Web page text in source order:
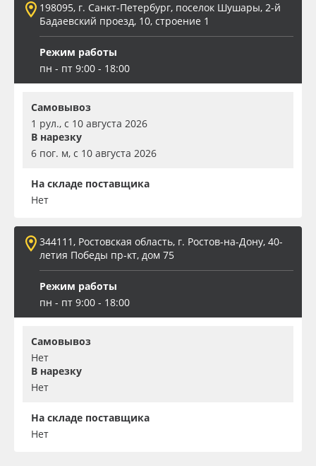
198095, г. Санкт-Петербург, поселок Шушары, 2-й
Бадаевский проезд, 10, строение 1
Режим работы
пн - пт 9:00 - 18:00
Самовывоз
1 рул., с 10 августа 2026
В нарезку
6 пог. м, с 10 августа 2026
На складе поставщика
Нет
344111, Ростовская область, г. Ростов-на-Дону, 40-
летия Победы пр-кт, дом 75
Режим работы
пн - пт 9:00 - 18:00
Самовывоз
Нет
В нарезку
Нет
На складе поставщика
Нет